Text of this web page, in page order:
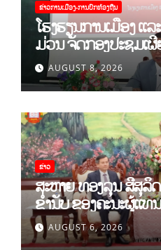
ຂ່າວການເມືອງ-ການປົກທ້ອງຖີນ
ໂຮງຮຽນການເມືອງ ແ
ມ່ວນ ຈັດກອງປະຊຸມເ
ລະບຽບ ຂອງພັກປະຊາ
ທີ XII.
AUGUST 8, 2026
ຂ່າວ
ສະຫາຍ ທອງລຸນ ສີສຸລິ
ຂຳ່ນັບ ຂອງຄະນະຜູ້ແທ
ເມືອງແຫ່ງຊາດ ໂຮ່ຈີມິ
ວິທະຍາສາດສັງຄົມຫວ
AUGUST 6, 2026